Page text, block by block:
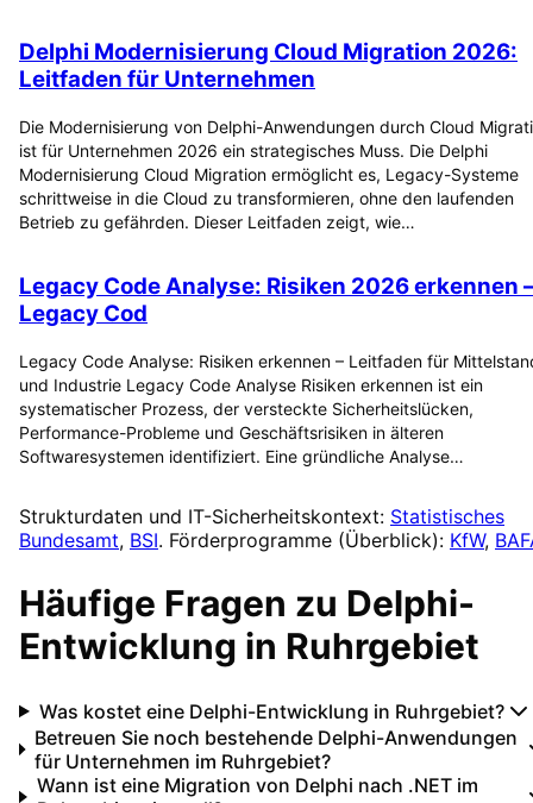
Delphi Modernisierung Cloud Migration 2026:
Leitfaden für Unternehmen
Die Modernisierung von Delphi-Anwendungen durch Cloud
ist für Unternehmen 2026 ein strategisches Muss. Die Delphi
Modernisierung Cloud Migration ermöglicht es, Legacy-Systeme
schrittweise in die Cloud zu transformieren, ohne den laufenden
Betrieb zu gefährden. Dieser Leitfaden zeigt, wie…
Legacy Code Analyse: Risiken 2026 erkennen –
Legacy Cod
Legacy Code Analyse: Risiken erkennen – Leitfaden für
und Industrie Legacy Code Analyse Risiken erkennen ist ein
systematischer Prozess, der versteckte Sicherheitslücken,
Performance-Probleme und Geschäftsrisiken in älteren
Softwaresystemen identifiziert. Eine gründliche Analyse…
Strukturdaten und IT-Sicherheitskontext: Statistisches
Bundesamt, BSI. Förderprogramme (Überblick): KfW,
Häufige Fragen zu Delphi-
Entwicklung in Ruhrgebiet
Was kostet eine Delphi-Entwicklung in Ruhrgebiet?
Betreuen Sie noch bestehende Delphi-Anwendungen
für Unternehmen im Ruhrgebiet?
Wann ist eine Migration von Delphi nach .NET im